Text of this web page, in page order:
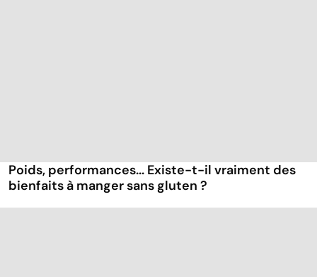
Poids, performances... Existe-t-il vraiment des
bienfaits à manger sans gluten ?